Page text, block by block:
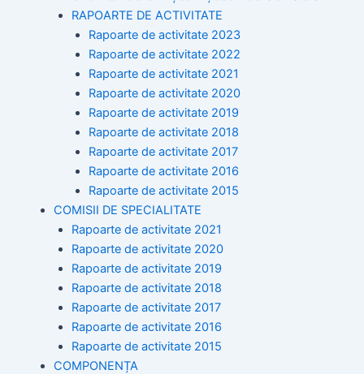
RAPOARTE DE ACTIVITATE
Rapoarte de activitate 2023
Rapoarte de activitate 2022
Rapoarte de activitate 2021
Rapoarte de activitate 2020
Rapoarte de activitate 2019
Rapoarte de activitate 2018
Rapoarte de activitate 2017
Rapoarte de activitate 2016
Rapoarte de activitate 2015
COMISII DE SPECIALITATE
Rapoarte de activitate 2021
Rapoarte de activitate 2020
Rapoarte de activitate 2019
Rapoarte de activitate 2018
Rapoarte de activitate 2017
Rapoarte de activitate 2016
Rapoarte de activitate 2015
COMPONENȚA